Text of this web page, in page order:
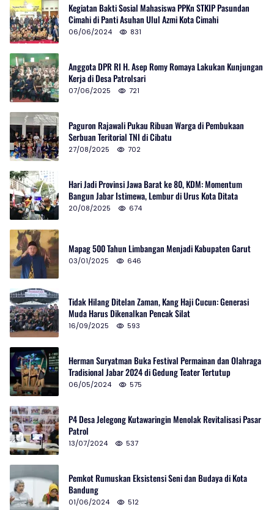
Kegiatan Bakti Sosial Mahasiswa PPKn STKIP Pasundan
Cimahi di Panti Asuhan Ulul Azmi Kota Cimahi
06/06/2024 831
Anggota DPR RI H. Asep Romy Romaya Lakukan Kunjungan
Kerja di Desa Patrolsari
07/06/2025 721
Paguron Rajawali Pukau Ribuan Warga di Pembukaan
Serbuan Teritorial TNI di Cibatu
27/08/2025 702
Hari Jadi Provinsi Jawa Barat ke 80, KDM: Momentum
Bangun Jabar Istimewa, Lembur di Urus Kota Ditata
20/08/2025 674
Mapag 500 Tahun Limbangan Menjadi Kabupaten Garut
03/01/2025 646
Tidak Hilang Ditelan Zaman, Kang Haji Cucun: Generasi
Muda Harus Dikenalkan Pencak Silat
16/09/2025 593
Herman Suryatman Buka Festival Permainan dan Olahraga
Tradisional Jabar 2024 di Gedung Teater Tertutup
06/05/2024 575
P4 Desa Jelegong Kutawaringin Menolak Revitalisasi Pasar
Patrol
13/07/2024 537
Pemkot Rumuskan Eksistensi Seni dan Budaya di Kota
Bandung
01/06/2024 512